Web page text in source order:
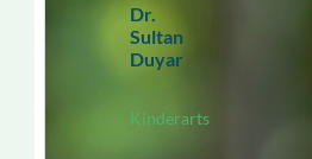
Dr.
Sultan
Duyar
Kinderarts